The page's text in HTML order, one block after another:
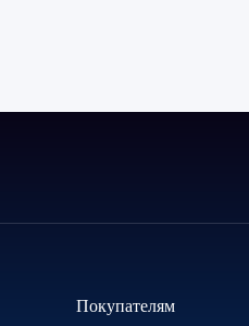
Покупателям